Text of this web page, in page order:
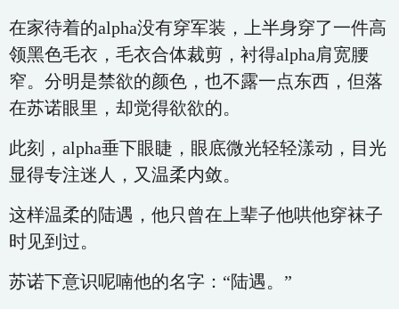
在家待着的alpha没有穿军装，上半身穿了一件高
领黑色毛衣，毛衣合体裁剪，衬得alpha肩宽腰
窄。分明是禁欲的颜色，也不露一点东西，但落
在苏诺眼里，却觉得欲欲的。
此刻，alpha垂下眼睫，眼底微光轻轻漾动，目光
显得专注迷人，又温柔内敛。
这样温柔的陆遇，他只曾在上辈子他哄他穿袜子
时见到过。
苏诺下意识呢喃他的名字：“陆遇。”